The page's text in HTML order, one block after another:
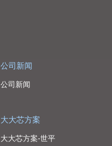
公司新闻
公司新闻
大大芯方案
大大芯方案-世平